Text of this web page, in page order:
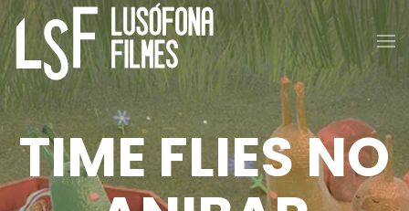
Saltar para o conteúdo principal
TIME FLIES NO